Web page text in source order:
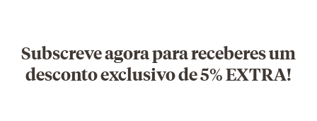
Subscreve agora para receberes um
desconto exclusivo de 5% EXTRA!